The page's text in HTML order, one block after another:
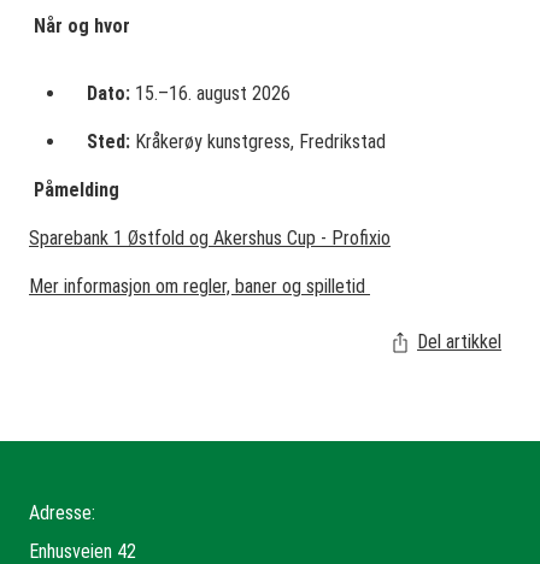
Når og hvor
Dato: 15.–16. august 2026
Sted: Kråkerøy kunstgress, Fredrikstad
Påmelding
Sparebank 1 Østfold og Akershus Cup - Profixio
Mer informasjon om regler, baner og spilletid
Del artikkel
Adresse:
Enhusveien 42